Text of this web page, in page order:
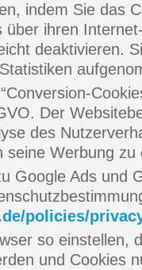
indem Sie das
über ihren
deaktivieren.
Der
des
seine Werbung zu
Google Ads und
policies/
so einstellen,
und Cookies